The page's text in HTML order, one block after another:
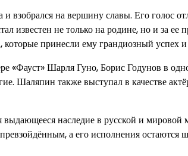
взобрался на вершину славы. Его голос
не только на родине, но и за ее
принесли ему грандиозный успех и
«Фауст» Шарля Гуно, Борис Годунов в
Шаляпин также выступал в качестве
наследие в русской и мировой
а его исполнения остаются